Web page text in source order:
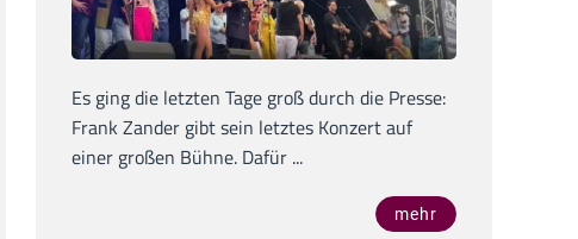
Es ging die letzten Tage groß durch die Presse:
Frank Zander gibt sein letztes Konzert auf
einer großen Bühne. Dafür ...
mehr